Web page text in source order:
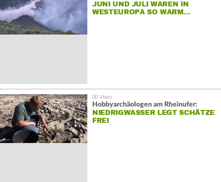
JUNI UND JULI WAREN IN
WESTEUROPA SO WARM…
Hobbyarchäologen am Rheinufer:
NIEDRIGWASSER LEGT SCHÄTZE
FREI